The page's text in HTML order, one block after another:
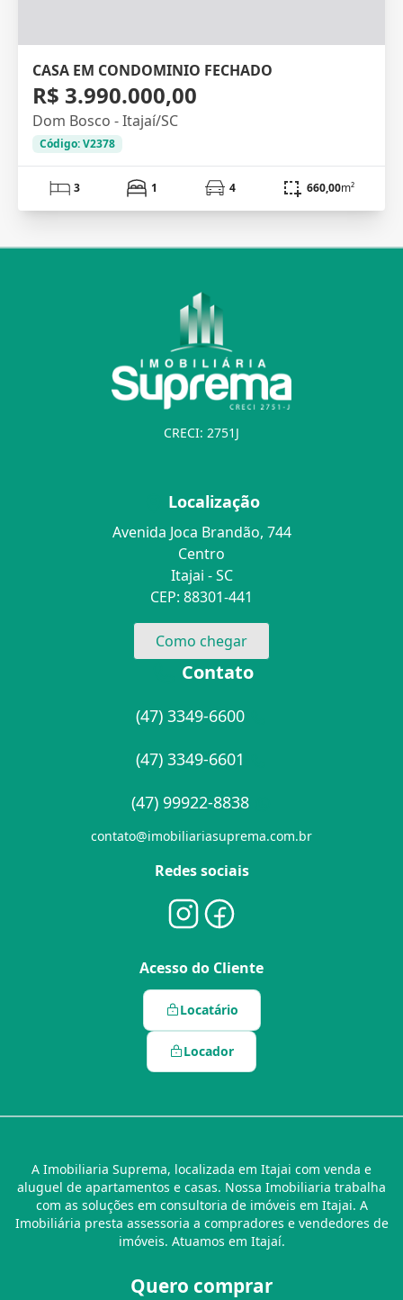
CASA EM CONDOMINIO FECHADO
R$ 3.990.000,00
Dom Bosco - Itajaí/SC
Código: V2378
3 1 4 660,00m²
CRECI: 2751J
Localização
Avenida Joca Brandão, 744
Centro
Itajai - SC
CEP: 88301-441
Como chegar
Contato
(47) 3349-6600
(47) 3349-6601
(47) 99922-8838
contato@imobiliariasuprema.com.br
Redes sociais
Acesso do Cliente
Locatário
Locador
A Imobiliaria Suprema, localizada em Itajai com venda e
aluguel de apartamentos e casas. Nossa Imobiliaria trabalha
com as soluções em consultoria de imóveis em Itajai. A
Imobiliária presta assessoria a compradores e vendedores de
imóveis. Atuamos em Itajaí.
Quero comprar